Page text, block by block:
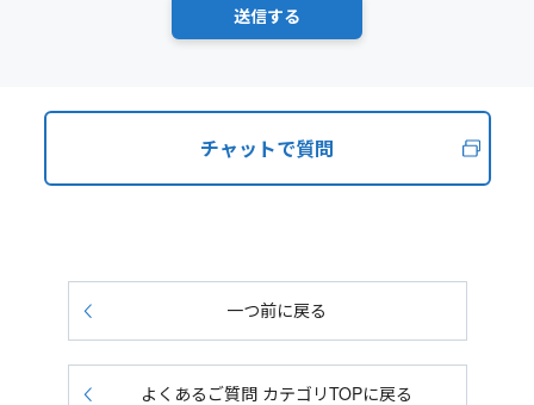
チャットで質問
一つ前に戻る
よくあるご質問 カテゴリTOPに戻る